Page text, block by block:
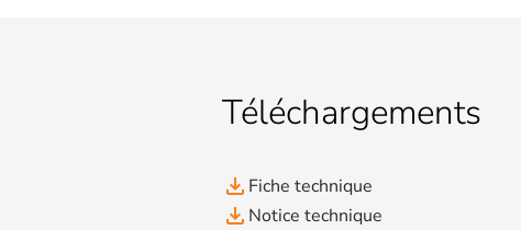
Téléchargements
file_download Fiche technique
file_download Notice technique